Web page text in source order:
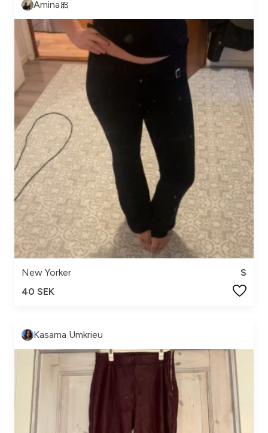
Amina🎀
New Yorker
S
40 SEK
Kasama Umkrieu